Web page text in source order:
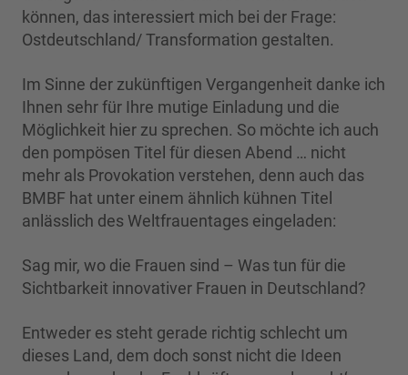
können, das interessiert mich bei der Frage:
Ostdeutschland/ Transformation gestalten.
Im Sinne der zukünftigen Vergangenheit danke ich
Ihnen sehr für Ihre mutige Einladung und die
Möglichkeit hier zu sprechen. So möchte ich auch
den pompösen Titel für diesen Abend … nicht
mehr als Provokation verstehen, denn auch das
BMBF hat unter einem ähnlich kühnen Titel
anlässlich des Weltfrauentages eingeladen:
Sag mir, wo die Frauen sind – Was tun für die
Sichtbarkeit innovativer Frauen in Deutschland?
Entweder es steht gerade richtig schlecht um
dieses Land, dem doch sonst nicht die Ideen